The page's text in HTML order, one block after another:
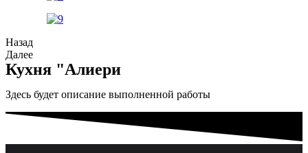
Назад
Далее
Кухня "Алиери
Здесь будет описание выполненной работы